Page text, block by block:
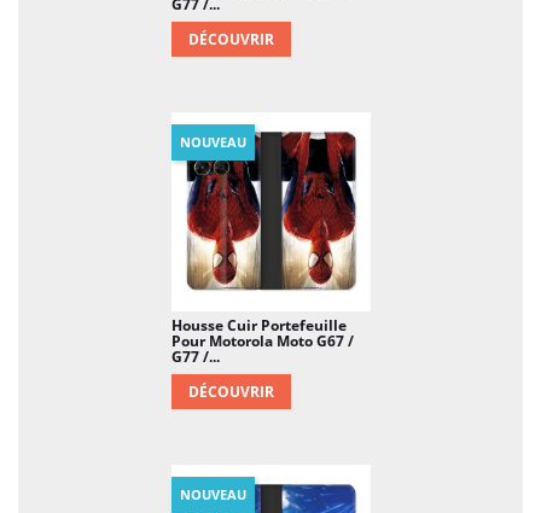
DÉCOUVRIR
Housse Cuir Portefeuille
Pour Motorola Moto G67 /
G77 /...
DÉCOUVRIR
NOUVEAU
NOUVEAU